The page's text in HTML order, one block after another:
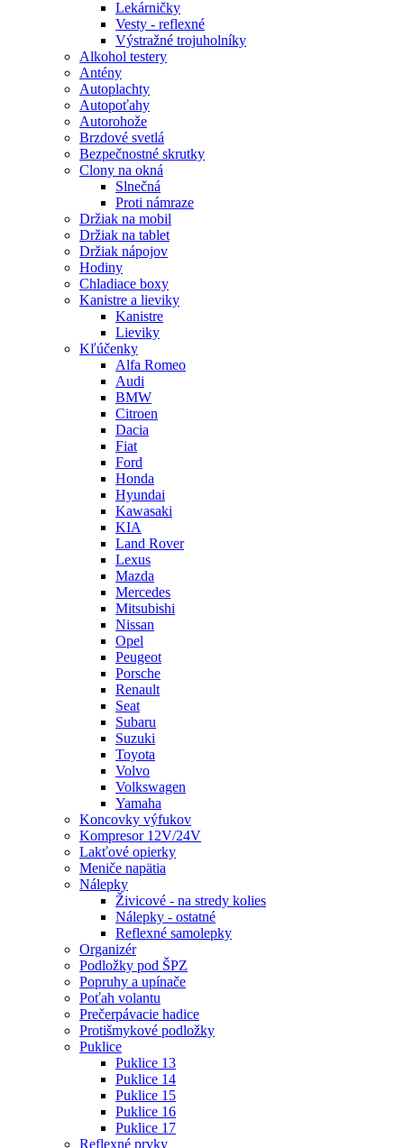
Lekárničky
Vesty - reflexné
Výstražné trojuholníky
Alkohol testery
Antény
Autoplachty
Autopoťahy
Autorohože
Brzdové svetlá
Bezpečnostné skrutky
Clony na okná
Slnečná
Proti námraze
Držiak na mobil
Držiak na tablet
Držiak nápojov
Hodiny
Chladiace boxy
Kanistre a lieviky
Kanistre
Lieviky
Kľúčenky
Alfa Romeo
Audi
BMW
Citroen
Dacia
Fiat
Ford
Honda
Hyundai
Kawasaki
KIA
Land Rover
Lexus
Mazda
Mercedes
Mitsubishi
Nissan
Opel
Peugeot
Porsche
Renault
Seat
Subaru
Suzuki
Toyota
Volvo
Volkswagen
Yamaha
Koncovky výfukov
Kompresor 12V/24V
Lakťové opierky
Meniče napätia
Nálepky
Živicové - na stredy kolies
Nálepky - ostatné
Reflexné samolepky
Organizér
Podložky pod ŠPZ
Popruhy a upínače
Poťah volantu
Prečerpávacie hadice
Protišmykové podložky
Puklice
Puklice 13
Puklice 14
Puklice 15
Puklice 16
Puklice 17
Reflexné prvky